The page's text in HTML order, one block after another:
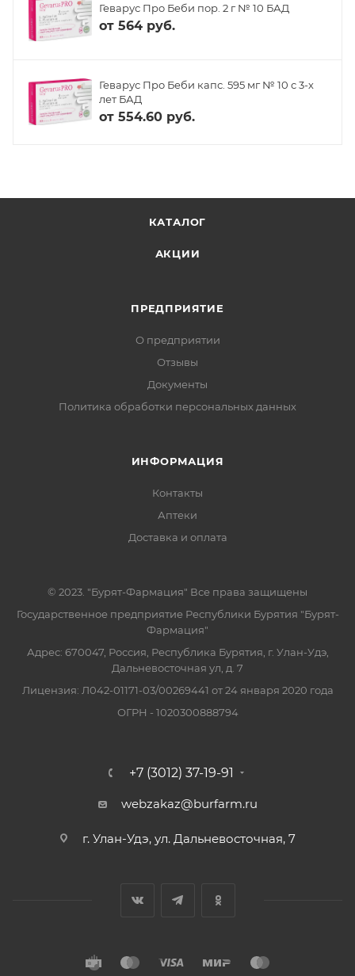
Геварус Про Беби пор. 2 г № 10 БАД
от 564 руб.
Геварус Про Беби капс. 595 мг № 10 с 3-х
лет БАД
от 554.60 руб.
КАТАЛОГ
АКЦИИ
ПРЕДПРИЯТИЕ
О предприятии
Отзывы
Документы
Политика обработки персональных данных
ИНФОРМАЦИЯ
Контакты
Аптеки
Доставка и оплата
© 2023. "Бурят-Фармация" Все права защищены
Государственное предприятие Республики Бурятия "Бурят-
Фармация"
Адрес: 670047, Россия, Республика Бурятия, г. Улан-Удэ,
Дальневосточная ул, д. 7
Лицензия: Л042-01171-03/00269441 от 24 января 2020 года
ОГРН - 1020300888794
+7 (3012) 37-19-91
webzakaz@burfarm.ru
г. Улан-Удэ, ул. Дальневосточная, 7